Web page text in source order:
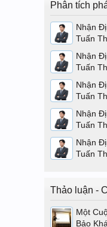
Phân tích
Nhận
Tuấn
Nhận
Tuấn
Nhận
Tuấn
Nhận
Tuấn
Nhận
Tuấn
Thảo luận -
Một
Bảo